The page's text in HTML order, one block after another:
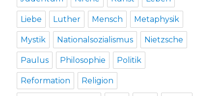
Liebe Luther Mensch Metaphysik
Mystik Nationalsozialismus Nietzsche
Paulus Philosophie Politik
Reformation Religion